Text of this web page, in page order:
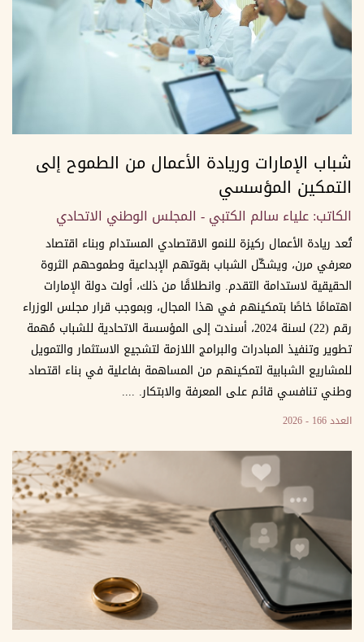
شباب الإمارات وريادة الأعمال من الطموح إلى
التمكين المؤسسي
الكاتب: علياء سالم الكتبي - المجلس الوطني الاتحادي
تُعد ريادة الأعمال ركيزة للنمو الاقتصادي المستدام وبناء اقتصاد
معرفي مرن، ويشكّل الشباب بقوتهم الإبداعية وطموحهم الثروة
الحقيقية لاستدامة التقدم. وانطلاقًا من ذلك، أولت دولة الإمارات
اهتمامًا خاصًا بتمكينهم في هذا المجال، وبموجب قرار مجلس الوزراء
رقم (22) لسنة 2024، أسندت إلى المؤسسة الاتحادية للشباب مُهمة
تطوير وتنفيذ المبادرات والبرامج اللازمة لتشجيع الاستثمار والتمويل
للمشاريع الشبابية لتمكينهم من المساهمة بفاعلية في بناء اقتصاد
وطني تنافسي قائم على المعرفة والابتكار. ....
العدد 166 - 2026